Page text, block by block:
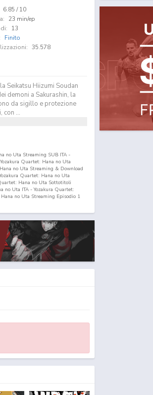
6.85 / 10
23 min/ep
13
Finito
35.578
Seikatsu Hiizumi Soudan
demoni a Sakurashin, la
da sigillo e protezione
con ...
no Uta Streaming SUB ITA -
Quartet: Hana no Uta
no Uta Streaming & Download
Quartet: Hana no Uta
Hana no Uta Sottotitoli
no Uta ITA - Yozakura Quartet:
no Uta Streaming Episodio 1